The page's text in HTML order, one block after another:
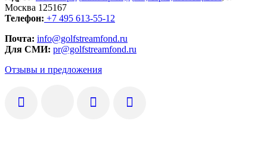
Москва 125167
Телефон: +7 495 613-55-12
Почта: info@golfstreamfond.ru
Для СМИ: pr@golfstreamfond.ru
Отзывы и предложения